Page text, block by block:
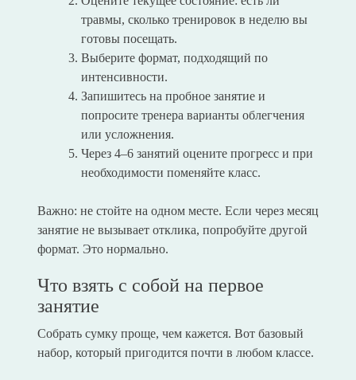
травмы, сколько тренировок в неделю вы
готовы посещать.
Выберите формат, подходящий по
интенсивности.
Запишитесь на пробное занятие и
попросите тренера варианты облегчения
или усложнения.
Через 4–6 занятий оцените прогресс и при
необходимости поменяйте класс.
Важно: не стойте на одном месте. Если через месяц
занятие не вызывает отклика, попробуйте другой
формат. Это нормально.
Что взять с собой на первое
занятие
Собрать сумку проще, чем кажется. Вот базовый
набор, который пригодится почти в любом классе.